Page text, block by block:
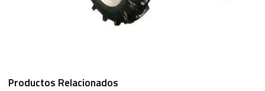
Productos Relacionados